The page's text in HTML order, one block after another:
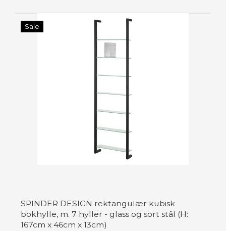
Sale
SPINDER DESIGN rektangulær kubisk
bokhylle, m. 7 hyller - glass og sort stål (H:
167cm x 46cm x 13cm)